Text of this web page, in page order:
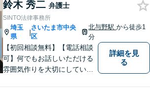
鈴木 秀二 弁護士
SINTO法律事務所
埼玉
県
|
さいたま市中央
区
北与野駅から徒歩1
分
【初回相談無料】【電話相談
可】何でもお話しいただける
雰囲気作りを大切にしていま
詳細を見
る